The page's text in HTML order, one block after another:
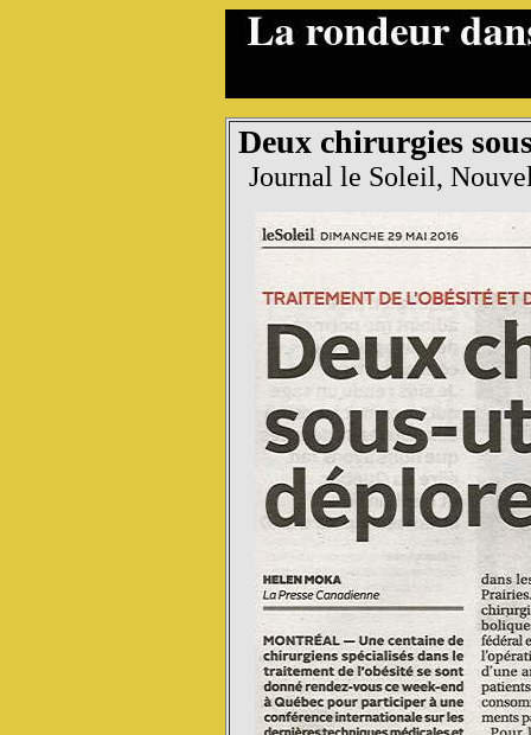
Deux chirurgies
Journal le Soleil,